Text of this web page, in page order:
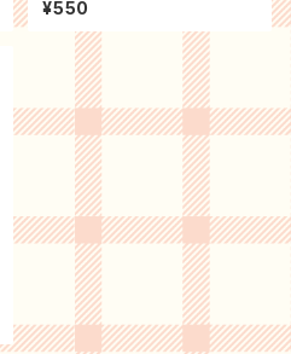
¥550